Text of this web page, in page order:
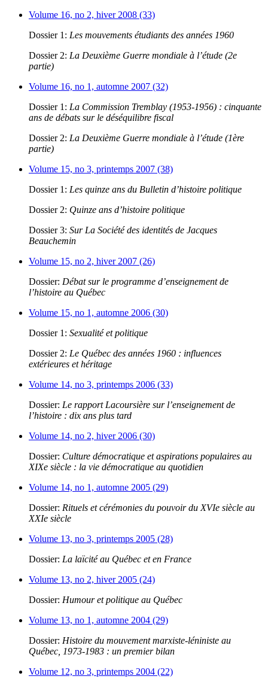
Volume 16, no 2, hiver 2008 (33)
Dossier 1: Les mouvements étudiants des années 1960
Dossier 2: La Deuxième Guerre mondiale à l’étude (2e
partie)
Volume 16, no 1, automne 2007 (32)
Dossier 1: La Commission Tremblay (1953-1956) : cinquante
ans de débats sur le déséquilibre fiscal
Dossier 2: La Deuxième Guerre mondiale à l’étude (1ère
partie)
Volume 15, no 3, printemps 2007 (38)
Dossier 1: Les quinze ans du Bulletin d’histoire politique
Dossier 2: Quinze ans d’histoire politique
Dossier 3: Sur La Société des identités de Jacques
Beauchemin
Volume 15, no 2, hiver 2007 (26)
Dossier: Débat sur le programme d’enseignement de
l’histoire au Québec
Volume 15, no 1, automne 2006 (30)
Dossier 1: Sexualité et politique
Dossier 2: Le Québec des années 1960 : influences
extérieures et héritage
Volume 14, no 3, printemps 2006 (33)
Dossier: Le rapport Lacoursière sur l’enseignement de
l’histoire : dix ans plus tard
Volume 14, no 2, hiver 2006 (30)
Dossier: Culture démocratique et aspirations populaires au
XIXe siècle : la vie démocratique au quotidien
Volume 14, no 1, automne 2005 (29)
Dossier: Rituels et cérémonies du pouvoir du XVIe siècle au
XXIe siècle
Volume 13, no 3, printemps 2005 (28)
Dossier: La laïcité au Québec et en France
Volume 13, no 2, hiver 2005 (24)
Dossier: Humour et politique au Québec
Volume 13, no 1, automne 2004 (29)
Dossier: Histoire du mouvement marxiste-léniniste au
Québec, 1973-1983 : un premier bilan
Volume 12, no 3, printemps 2004 (22)